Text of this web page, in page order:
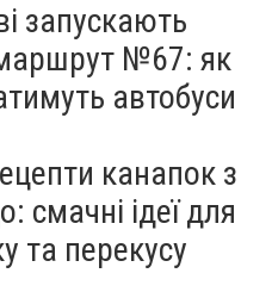
запускають
№67: як
автобуси
канапок з
смачні ідеї для
та перекусу